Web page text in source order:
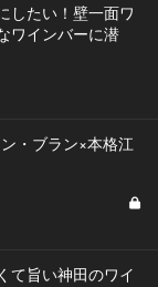
したい！壁一面ワ
ワインバーに潜
・ブラン×本格江
て旨い神田のワイ